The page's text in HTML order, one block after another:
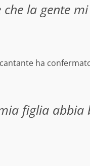
la gente
cantante ha
figlia abbia